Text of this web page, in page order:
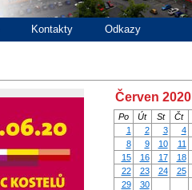
Kontakty Odkazy
Červen 2020
Po Út St Čt
1
2 3 4
8
9 10 11
15
16 17 18
22
23 24 25
29
30